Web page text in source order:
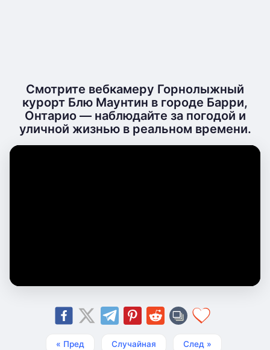
Смотрите вебкамеру Горнолыжный
курорт Блю Маунтин в городе Барри,
Онтарио — наблюдайте за погодой и
уличной жизнью в реальном времени.
« Пред Случайная След »